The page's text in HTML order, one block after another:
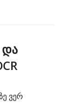
და
ვერ